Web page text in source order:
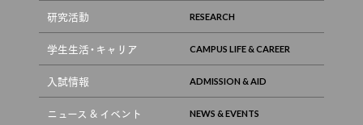
研究活動
学生生活・キャリア
入試情報
ニュース & イベント